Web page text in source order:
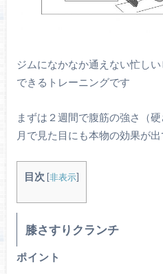
ジムになかなか通えない忙し
できるトレーニングです
まずは２週間で腹筋の強さ（
月で見た目にも本物の効果が
目次 [非表示]
膝さすりクランチ
ポイント